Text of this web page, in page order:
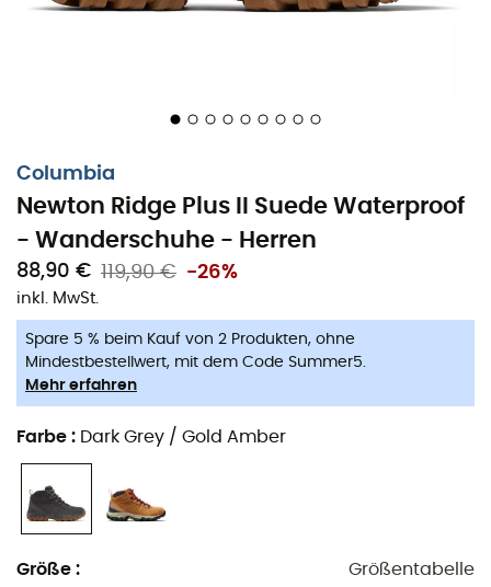
Columbia
Newton Ridge Plus II Suede Waterproof
- Wanderschuhe - Herren
88,90 € 119,90 € -26%
inkl. MwSt.
Spare 5 % beim Kauf von 2 Produkten, ohne
Mindestbestellwert, mit dem Code Summer5.
Mehr erfahren
Farbe : Dark Grey / Gold Amber
Größe : Größentabelle
Leichter als die vorherige Version, der Wanderschuh
MarkeColumbiaist ideal, um sich auf allen Arten von
Gelände zu wagen. Mit einem klassischeren Design und
einem Schaft, der mit der
undatmungsaktiven
schlechten Wetterbedingungen auf den Wegen zu